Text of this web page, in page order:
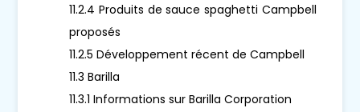
11.2.4 Produits de sauce spaghetti Campbell
proposés
11.2.5 Développement récent de Campbell
11.3 Barilla
11.3.1 Informations sur Barilla Corporation